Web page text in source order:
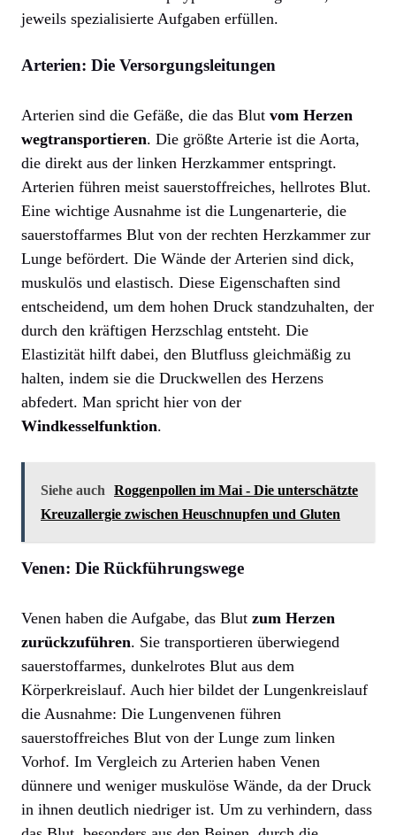
jeweils spezialisierte Aufgaben erfüllen.
Arterien: Die Versorgungsleitungen
Arterien sind die Gefäße, die das Blut vom Herzen
wegtransportieren. Die größte Arterie ist die Aorta,
die direkt aus der linken Herzkammer entspringt.
Arterien führen meist sauerstoffreiches, hellrotes Blut.
Eine wichtige Ausnahme ist die Lungenarterie, die
sauerstoffarmes Blut von der rechten Herzkammer zur
Lunge befördert. Die Wände der Arterien sind dick,
muskulös und elastisch. Diese Eigenschaften sind
entscheidend, um dem hohen Druck standzuhalten, der
durch den kräftigen Herzschlag entsteht. Die
Elastizität hilft dabei, den Blutfluss gleichmäßig zu
halten, indem sie die Druckwellen des Herzens
abfedert. Man spricht hier von der
Windkesselfunktion.
Siehe auch
Roggenpollen im Mai - Die unterschätzte
Kreuzallergie zwischen Heuschnupfen und Gluten
Venen: Die Rückführungswege
Venen haben die Aufgabe, das Blut zum Herzen
zurückzuführen. Sie transportieren überwiegend
sauerstoffarmes, dunkelrotes Blut aus dem
Körperkreislauf. Auch hier bildet der Lungenkreislauf
die Ausnahme: Die Lungenvenen führen
sauerstoffreiches Blut von der Lunge zum linken
Vorhof. Im Vergleich zu Arterien haben Venen
dünnere und weniger muskulöse Wände, da der Druck
in ihnen deutlich niedriger ist. Um zu verhindern, dass